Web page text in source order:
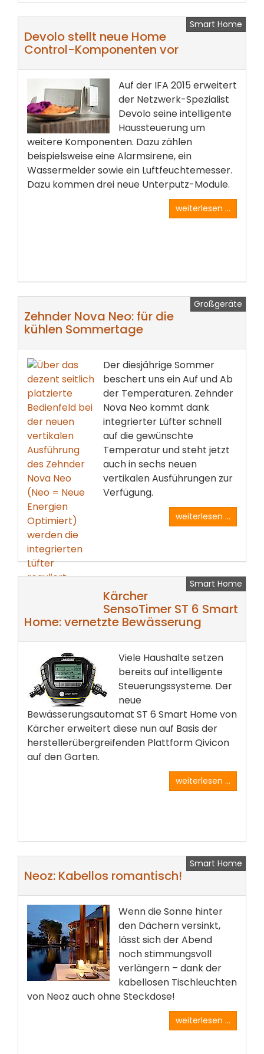
Smart Home
Devolo stellt neue Home
Control-Komponenten vor
Auf der IFA 2015 erweitert
der Netzwerk-Spezialist
Devolo seine intelligente
Haussteuerung um
weitere Komponenten. Dazu zählen
beispielsweise eine Alarmsirene, ein
Wassermelder sowie ein Luftfeuchtemesser.
Dazu kommen drei neue Unterputz-Module.
weiterlesen ...
Großgeräte
Zehnder Nova Neo: für die
kühlen Sommertage
Der diesjährige Sommer
beschert uns ein Auf und Ab
der Temperaturen. Zehnder
Nova Neo kommt dank
integrierter Lüfter schnell
auf die gewünschte
Temperatur und steht jetzt
auch in sechs neuen
vertikalen Ausführungen zur
Verfügung.
weiterlesen ...
Smart Home
Kärcher
SensoTimer ST 6 Smart
Home: vernetzte Bewässerung
Viele Haushalte setzen
bereits auf intelligente
Steuerungssysteme. Der
neue
Bewässerungsautomat ST 6 Smart Home von
Kärcher erweitert diese nun auf Basis der
herstellerübergreifenden Plattform Qivicon
auf den Garten.
weiterlesen ...
Smart Home
Neoz: Kabellos romantisch!
Wenn die Sonne hinter
den Dächern versinkt,
lässt sich der Abend
noch stimmungsvoll
verlängern – dank der
kabellosen Tischleuchten
von Neoz auch ohne Steckdose!
weiterlesen ...